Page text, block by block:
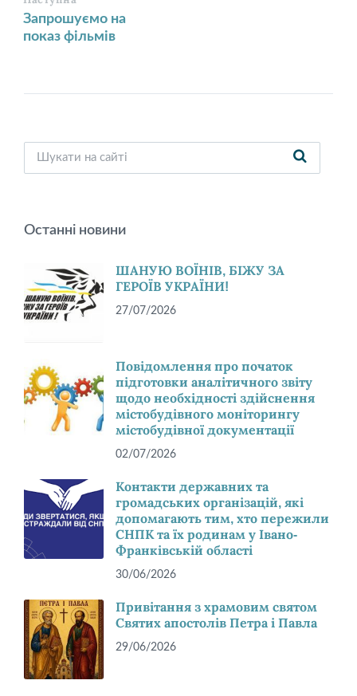
Запрошуємо на
показ фільмів
Останні новини
ШАНУЮ ВОЇНІВ, БІЖУ ЗА
ГЕРОЇВ УКРАЇНИ!
27/07/2026
Повідомлення про початок
підготовки аналітичного звіту
щодо необхідності здійснення
містобудівного моніторингу
містобудівної документації
02/07/2026
Контакти державних та
громадських організацій, які
допомагають тим, хто пережили
СНПК та їх родинам у Івано-
Франківській області
30/06/2026
Привітання з храмовим святом
Святих апостолів Петра і Павла
29/06/2026